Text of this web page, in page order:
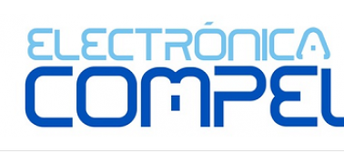
Electrónica COMPEL